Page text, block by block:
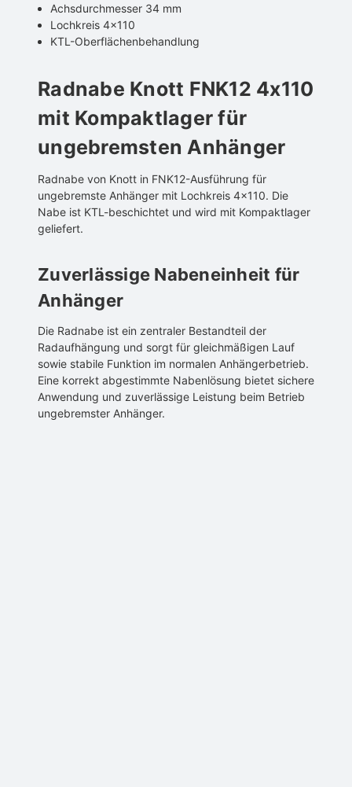
Achsdurchmesser 34 mm
Lochkreis 4x110
KTL-Oberflächenbehandlung
Radnabe Knott FNK12 4x110
mit Kompaktlager für
ungebremsten Anhänger
Radnabe von Knott in FNK12-Ausführung für
ungebremste Anhänger mit Lochkreis 4x110. Die
Nabe ist KTL-beschichtet und wird mit Kompaktlager
geliefert.
Zuverlässige Nabeneinheit für
Anhänger
Die Radnabe ist ein zentraler Bestandteil der
Radaufhängung und sorgt für gleichmäßigen Lauf
sowie stabile Funktion im normalen Anhängerbetrieb.
Eine korrekt abgestimmte Nabenlösung bietet sichere
Anwendung und zuverlässige Leistung beim Betrieb
ungebremster Anhänger.